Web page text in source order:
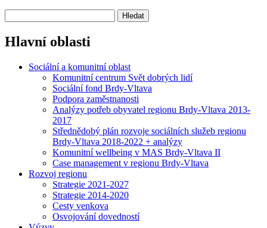
Hlavní oblasti
Sociální a komunitní oblast
Komunitní centrum Svět dobrých lidí
Sociální fond Brdy-Vltava
Podpora zaměstnanosti
Analýzy potřeb obyvatel regionu Brdy-Vltava 2013-
2017
Střednědobý plán rozvoje sociálních služeb regionu
Brdy-Vltava 2018-2022 + analýzy
Komunitní wellbeing v MAS Brdy-Vltava II
Case management v regionu Brdy-Vltava
Rozvoj regionu
Strategie 2021-2027
Strategie 2014-2020
Cesty venkova
Osvojování dovedností